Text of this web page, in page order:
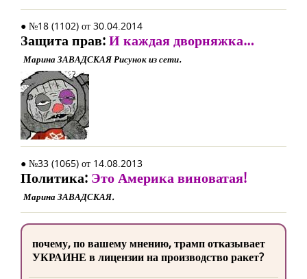
● №18 (1102) от 30.04.2014
Защита прав:И каждая дворняжка…
Марина ЗАВАДСКАЯ Рисунок из сети.
● №33 (1065) от 14.08.2013
Политика: Это Америка виноватая!
Марина ЗАВАДСКАЯ.
почему, по вашему мнению, трамп отказывает
УКРАИНЕ в лицензии на производство ракет?